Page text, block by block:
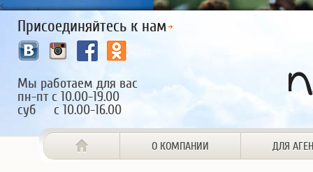
<
Присоединяйтесь к нам
Мы работаем для вас
пн-пт с 10.00-19.00
суб с 10.00-16.00
О КОМПАНИИ ДЛЯ